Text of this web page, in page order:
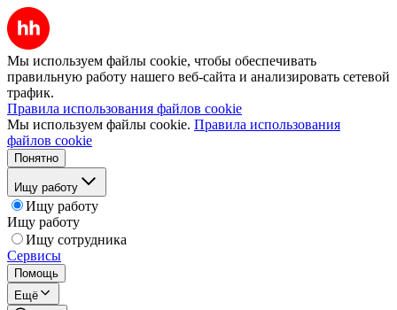
Мы используем файлы cookie, чтобы обеспечивать
правильную работу нашего веб-сайта и анализировать сетевой
трафик.
Правила использования файлов cookie
Мы используем файлы cookie. Правила использования
файлов cookie
Понятно
Ищу работу
Ищу работу
Ищу работу
Ищу сотрудника
Сервисы
Помощь
Ещё